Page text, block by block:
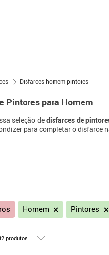
Disfarces homem pintores
Pintores para Homem
seleção dedisfarces de
para completar o disfarce
Homem Pintores